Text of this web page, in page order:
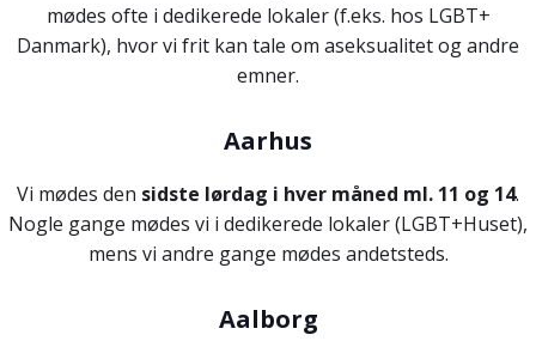
mødes ofte i dedikerede lokaler (f.eks. hos LGBT+
Danmark), hvor vi frit kan tale om aseksualitet og andre
emner.
Aarhus
Vi mødes den sidste lørdag i hver måned ml. 11 og 14.
Nogle gange mødes vi i dedikerede lokaler (LGBT+Huset),
mens vi andre gange mødes andetsteds.
Aalborg